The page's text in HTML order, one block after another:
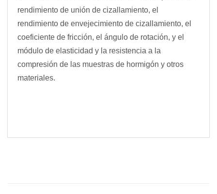
rendimiento de unión de cizallamiento, el
rendimiento de envejecimiento de cizallamiento, el
coeficiente de fricción, el ángulo de rotación, y el
módulo de elasticidad y la resistencia a la
compresión de las muestras de hormigón y otros
materiales.